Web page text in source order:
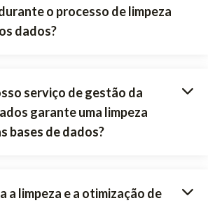
o processo de limpeza
dados?
serviço de gestão da
garante uma limpeza
bases de dados?
a limpeza e a otimização de